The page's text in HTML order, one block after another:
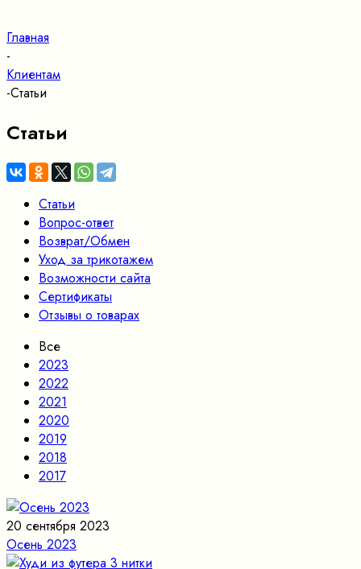
Главная
-
Клиентам
-Статьи
Статьи
Статьи
Вопрос-ответ
Возврат/Обмен
Уход за трикотажем
Возможности сайта
Сертификаты
Отзывы о товарах
Все
2023
2022
2021
2020
2019
2018
2017
20 сентября 2023
Осень 2023